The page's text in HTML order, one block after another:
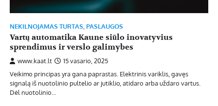
NEKILNOJAMAS TURTAS, PASLAUGOS
Vartų automatika Kaune siūlo inovatyvius
sprendimus ir verslo galimybes
www.kaat.lt
15 vasario, 2025
Veikimo principas yra gana paprastas. Elektrinis variklis, gavęs
signalą iš nuotolinio pultelio ar jutiklio, atidaro arba uždaro vartus.
Dėl nuotolinio…